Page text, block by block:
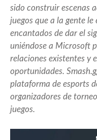
sido construir escenas
juegos que a la gente
encantados de dar el
uniéndose a Microsoft
relaciones existentes y
oportunidades.
plataforma de esports
organizadores de
juegos.